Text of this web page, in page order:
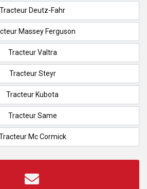
Tracteur Deutz-Fahr
Massey Ferguson
Tracteur Valtra
Tracteur Steyr
Tracteur Kubota
Tracteur Same
Mc Cormick